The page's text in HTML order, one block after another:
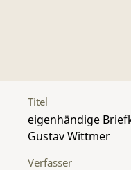
Titel
eigenhändige
Gustav Wittmer
Verfasser